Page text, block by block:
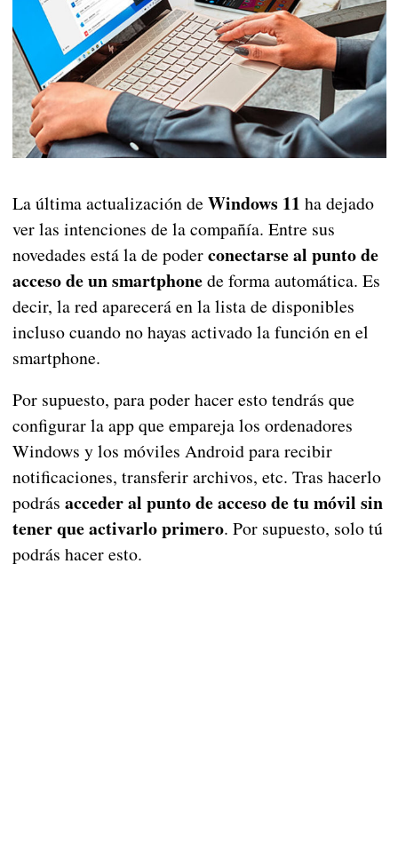
La última actualización de Windows 11 ha dejado
ver las intenciones de la compañía. Entre sus
novedades está la de poderconectarse al punto de
acceso de un smartphonede forma automática. Es
decir, la red aparecerá en la lista de disponibles
incluso cuando no hayas activado la función en el
smartphone.
Por supuesto, para poder hacer esto tendrás que
configurar la app que empareja los ordenadores
Windows y los móviles Android para recibir
notificaciones, transferir archivos, etc. Tras hacerlo
podrás acceder al punto de acceso de tu móvil sin
tener que activarlo primero. Por supuesto, solo tú
podrás hacer esto.